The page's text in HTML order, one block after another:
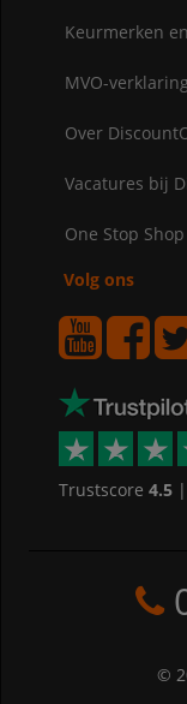
Keurmerken
MVO-verklaring
Over
Vacatures bij
One Stop Shop
Volg ons
Trustscore 4.5|
©